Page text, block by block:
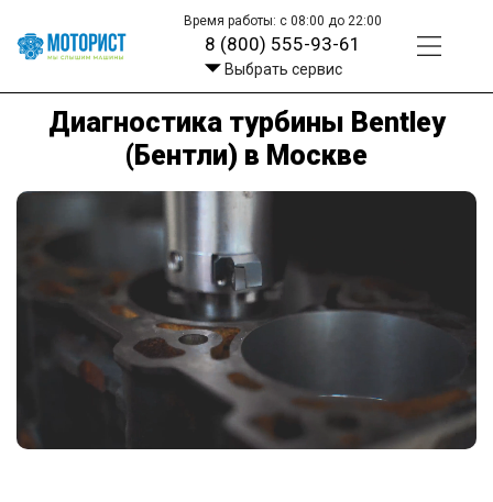
Время работы: с 08:00 до 22:00
8 (800) 555-93-61
Выбрать сервис
Диагностика турбины Bentley
(Бентли) в Москве